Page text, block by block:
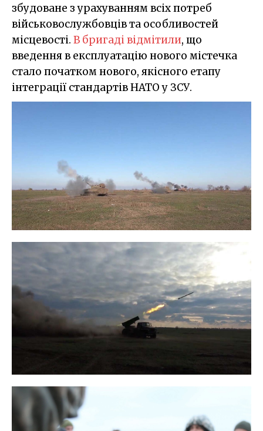
збудоване з урахуванням всіх потреб
військовослужбовців та особливостей
місцевості. В бригаді відмітили, що
введення в експлуатацію нового містечка
стало початком нового, якісного етапу
інтеграції стандартів НАТО у ЗСУ.